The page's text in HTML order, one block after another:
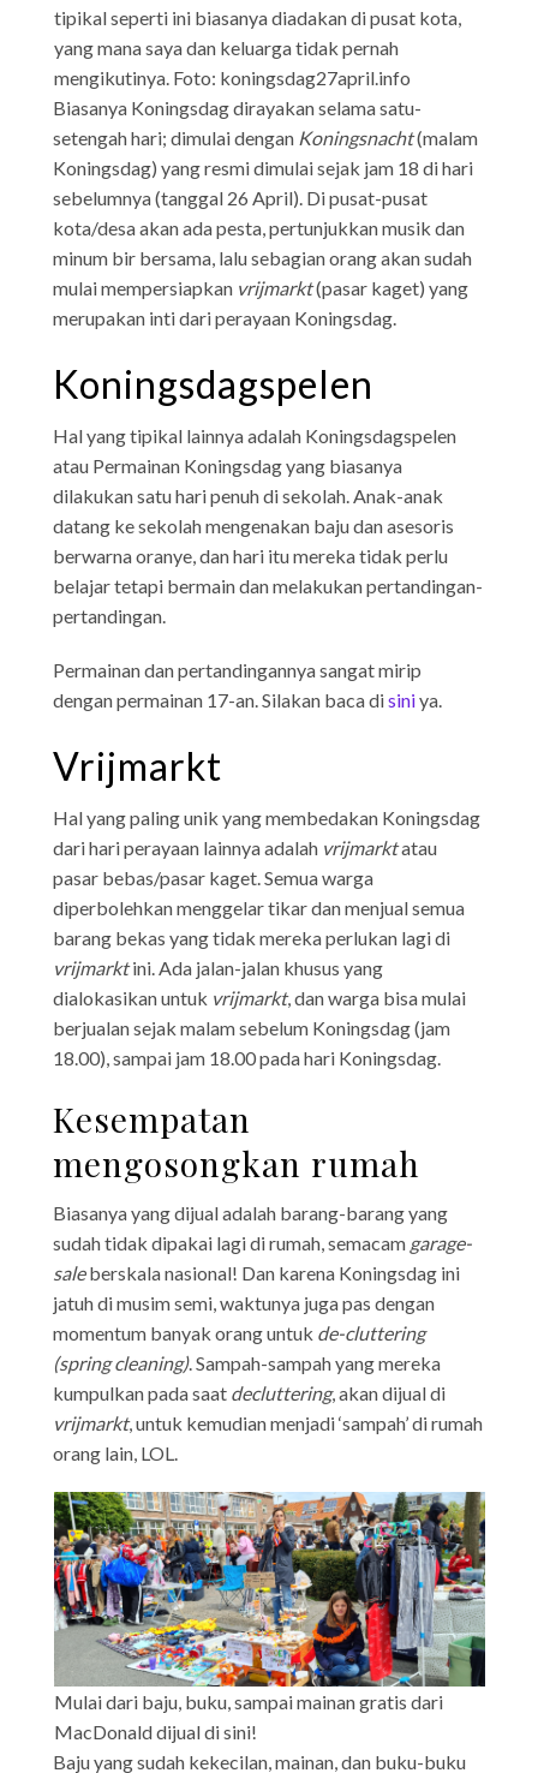
tipikal seperti ini biasanya diadakan di pusat kota,
yang mana saya dan keluarga tidak pernah
mengikutinya. Foto: koningsdag27april.info
Biasanya Koningsdag dirayakan selama satu-
setengah hari; dimulai dengan Koningsnacht(malam
Koningsdag) yang resmi dimulai sejak jam 18 di hari
sebelumnya (tanggal 26 April). Di pusat-pusat
kota/desa akan ada pesta, pertunjukkan musik dan
minum bir bersama, lalu sebagian orang akan sudah
mulai mempersiapkan vrijmarkt(pasar kaget) yang
merupakan inti dari perayaan Koningsdag.
Koningsdagspelen
Hal yang tipikal lainnya adalah Koningsdagspelen
atau Permainan Koningsdag yang biasanya
dilakukan satu hari penuh di sekolah. Anak-anak
datang ke sekolah mengenakan baju dan asesoris
berwarna oranye, dan hari itu mereka tidak perlu
belajar tetapi bermain dan melakukan pertandingan-
pertandingan.
Permainan dan pertandingannya sangat mirip
dengan permainan 17-an. Silakan baca disiniya.
Vrijmarkt
Hal yang paling unik yang membedakan Koningsdag
dari hari perayaan lainnya adalah vrijmarktatau
pasar bebas/pasar kaget. Semua warga
diperbolehkan menggelar tikar dan menjual semua
barang bekas yang tidak mereka perlukan lagi di
vrijmarktini. Ada jalan-jalan khusus yang
dialokasikan untuk vrijmarkt, dan warga bisa mulai
berjualan sejak malam sebelum Koningsdag (jam
18.00), sampai jam 18.00 pada hari Koningsdag.
Kesempatan
mengosongkan rumah
Biasanya yang dijual adalah barang-barang yang
sudah tidak dipakai lagi di rumah, semacam garage-
saleberskala nasional! Dan karena Koningsdag ini
jatuh di musim semi, waktunya juga pas dengan
momentum banyak orang untuk de-cluttering
(spring cleaning). Sampah-sampah yang mereka
kumpulkan pada saat decluttering, akan dijual di
vrijmarkt, untuk kemudian menjadi ‘sampah’ di rumah
orang lain, LOL.
Mulai dari baju, buku, sampai mainan gratis dari
MacDonald dijual di sini!
Baju yang sudah kekecilan, mainan, dan buku-buku